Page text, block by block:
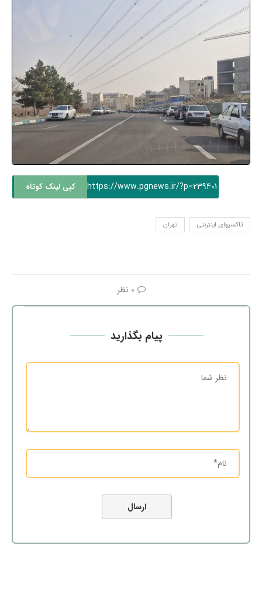
https://www.pgnews.ir/?p=239401 کپی لینک کوتاه
تاکسیهای اینترنتی تهران
0 نظر
پیام بگذارید